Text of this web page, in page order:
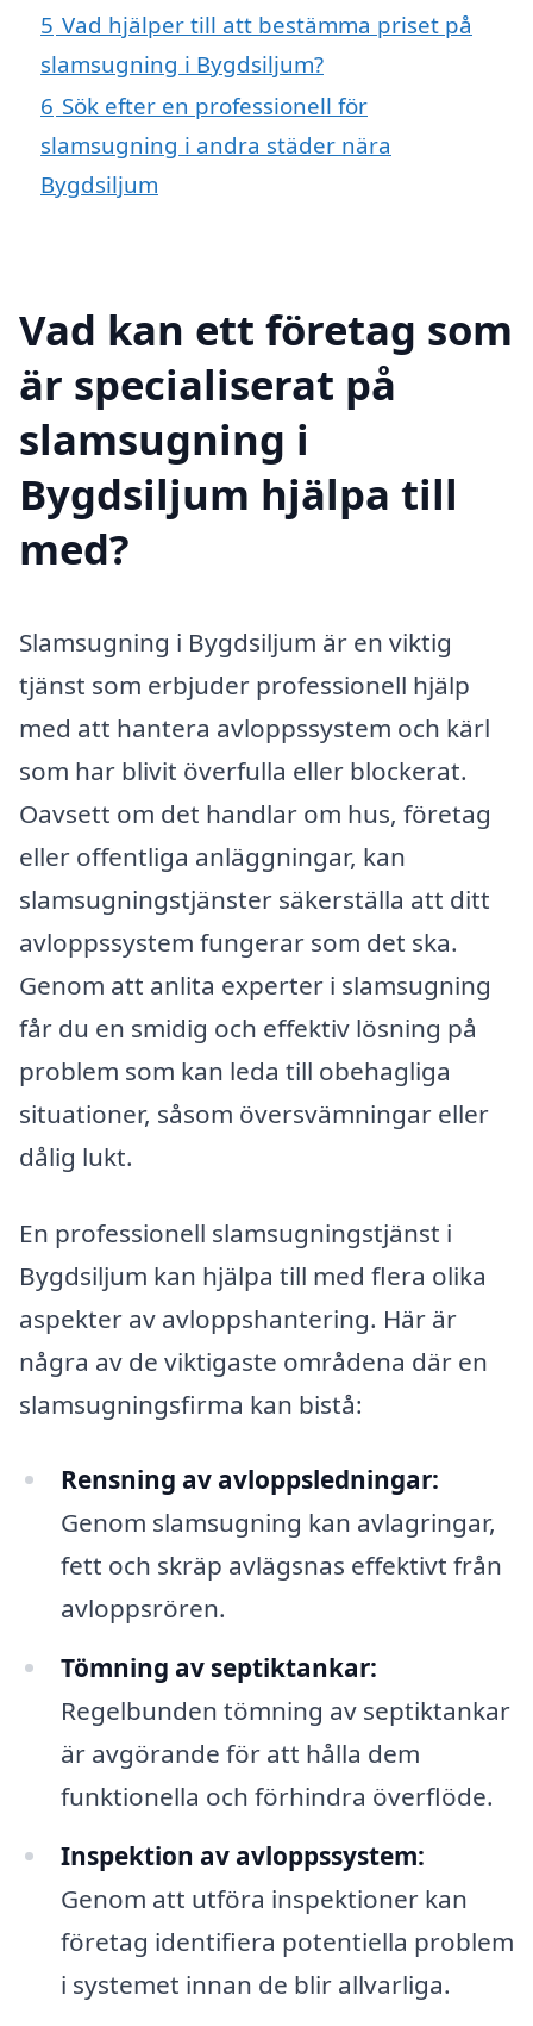
5 Vad hjälper till att bestämma priset på
slamsugning i Bygdsiljum?
6 Sök efter en professionell för
slamsugning i andra städer nära
Bygdsiljum
Vad kan ett företag som
är specialiserat på
slamsugning i
Bygdsiljum hjälpa till
med?
Slamsugning i Bygdsiljum är en viktig
tjänst som erbjuder professionell hjälp
med att hantera avloppssystem och kärl
som har blivit överfulla eller blockerat.
Oavsett om det handlar om hus, företag
eller offentliga anläggningar, kan
slamsugningstjänster säkerställa att ditt
avloppssystem fungerar som det ska.
Genom att anlita experter i slamsugning
får du en smidig och effektiv lösning på
problem som kan leda till obehagliga
situationer, såsom översvämningar eller
dålig lukt.
En professionell slamsugningstjänst i
Bygdsiljum kan hjälpa till med flera olika
aspekter av avloppshantering. Här är
några av de viktigaste områdena där en
slamsugningsfirma kan bistå:
Rensning av avloppsledningar:
Genom slamsugning kan avlagringar,
fett och skräp avlägsnas effektivt från
avloppsrören.
Tömning av septiktankar:
Regelbunden tömning av septiktankar
är avgörande för att hålla dem
funktionella och förhindra överflöde.
Inspektion av avloppssystem:
Genom att utföra inspektioner kan
företag identifiera potentiella problem
i systemet innan de blir allvarliga.